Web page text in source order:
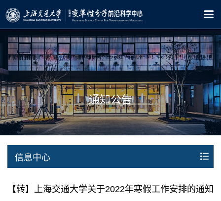
通知公告
信息中心
【转】上海交通大学关于2022年寒假工作安排的通知